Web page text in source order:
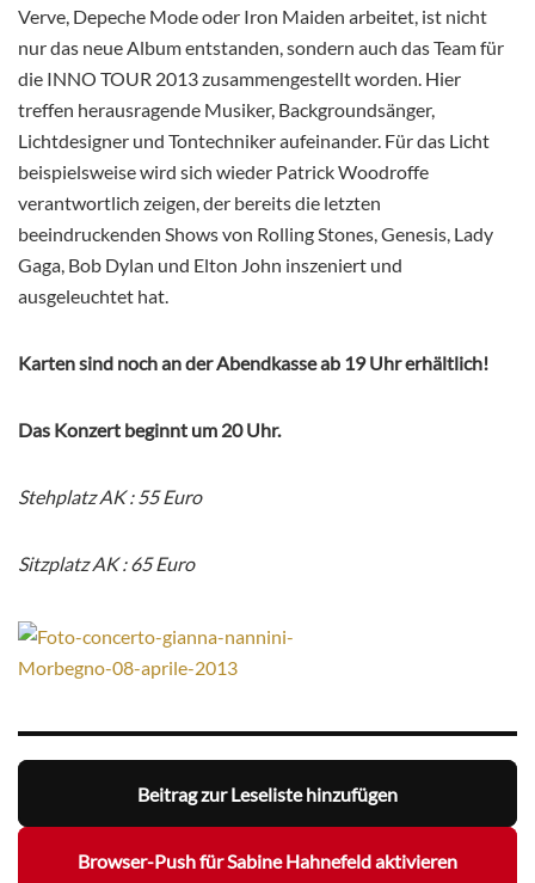
Verve, Depeche Mode oder Iron Maiden arbeitet, ist nicht
nur das neue Album entstanden, sondern auch das Team für
die INNO TOUR 2013 zusammengestellt worden. Hier
treffen herausragende Musiker, Backgroundsänger,
Lichtdesigner und Tontechniker aufeinander. Für das Licht
beispielsweise wird sich wieder Patrick Woodroffe
verantwortlich zeigen, der bereits die letzten
beeindruckenden Shows von Rolling Stones, Genesis, Lady
Gaga, Bob Dylan und Elton John inszeniert und
ausgeleuchtet hat.
Karten sind noch an der Abendkasse ab 19 Uhr erhältlich!
Das Konzert beginnt um 20 Uhr.
Stehplatz AK : 55 Euro
Sitzplatz AK : 65 Euro
Beitrag zur Leseliste hinzufügen
Browser-Push für Sabine Hahnefeld aktivieren